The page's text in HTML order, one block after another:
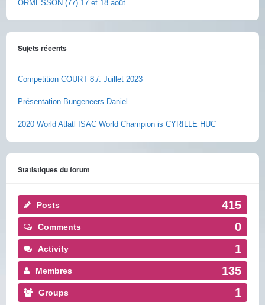
ORMESSON (77) 17 et 18 août
Sujets récents
Competition COURT 8./. Juillet 2023
Présentation Bungeneers Daniel
2020 World Atlatl ISAC World Champion is CYRILLE HUC
Statistiques du forum
Posts 415
Comments 0
Activity 1
Membres 135
Groups 1